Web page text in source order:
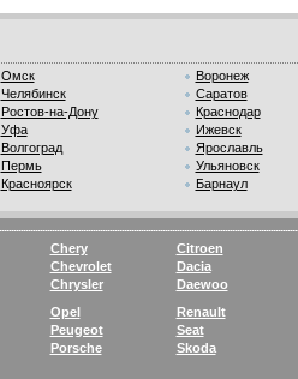
Омск
Челябинск
Ростов-на-Дону
Уфа
Волгоград
Пермь
Красноярск
Воронеж
Саратов
Краснодар
Ижевск
Ярославль
Ульяновск
Барнаул
Chery
Chevrolet
Chrysler
Citroen
Dacia
Daewoo
Opel
Peugeot
Porsche
Renault
Seat
Skoda